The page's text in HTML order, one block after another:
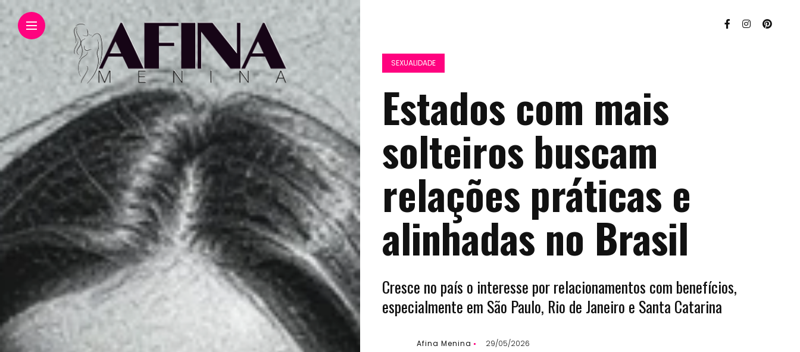
SEXUALIDADE
Estados com mais
solteiros buscam
relações práticas e
alinhadas no Brasil
Cresce no país o interesse por relacionamentos com benefícios,
especialmente em São Paulo, Rio de Janeiro e Santa Catarina
Afina Menina 29/05/2026